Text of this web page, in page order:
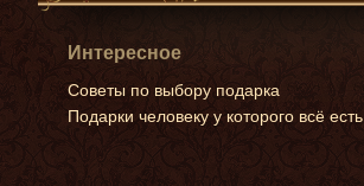
Интересное
Советы по выбору подарка
Подарки человеку у которого всё есть